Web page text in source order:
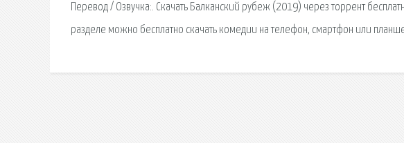
Перевод / Озвучка:. Скачать Балканский рубеж (2019) через торрент
разделе можно бесплатно скачать комедии на телефон, смартфон или